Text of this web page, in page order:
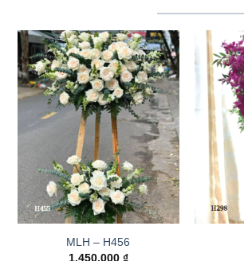
MLH – H456
1.450.000 ₫